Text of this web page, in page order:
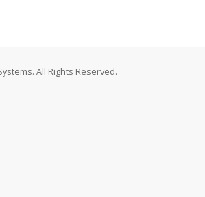
All Rights Reserved.